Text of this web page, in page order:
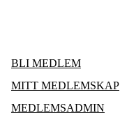
BLI MEDLEM
MITT MEDLEMSKAP
MEDLEMSADMIN